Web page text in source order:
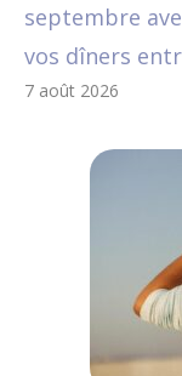
septembre
vos dîners
7 août 2026